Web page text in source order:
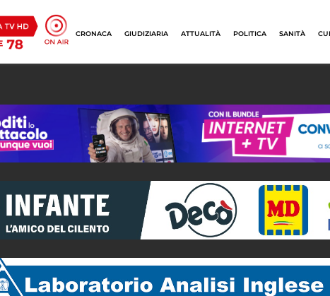
CRONACA GIUDIZIARIA ATTUALITÀ POLITICA SANITÀ